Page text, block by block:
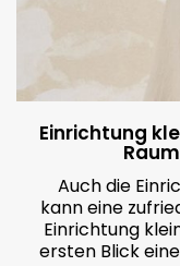
Einrichtung
Auch die
kann eine
Einrichtung
ersten Blick